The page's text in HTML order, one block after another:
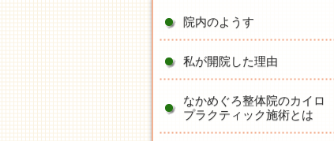
院内のようす
私が開院した理由
なかめぐろ整体院のカイロ
プラクティック施術とは